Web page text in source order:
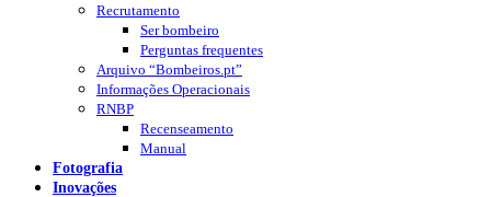
Recrutamento
Ser bombeiro
Perguntas frequentes
Arquivo “Bombeiros.pt”
Informações Operacionais
RNBP
Recenseamento
Manual
Fotografia
Inovações